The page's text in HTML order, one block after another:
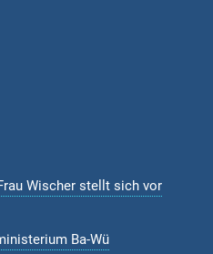
Wischer stellt sich vor
Ba-Wü